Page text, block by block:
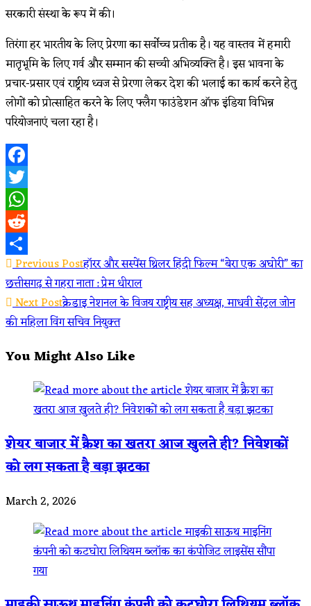
सरकारी संस्था के रूप में की।
तिरंगा हर भारतीय के लिए प्रेरणा का सर्वोच्च प्रतीक है। यह वास्तव में हमारी
मातृभूमि के लिए गर्व और सम्मान की सच्ची अभिव्यक्ति है। इस भावना के
प्रचार-प्रसार एवं राष्ट्रीय ध्वज से प्रेरणा लेकर देश की भलाई का कार्य करने हेतु
लोगों को प्रोत्साहित करने के लिए फ्लैग फाउंडेशन ऑफ इंडिया विभिन्न
परियोजनाएं चला रहा है।
Facebook
Twitter
WhatsApp
Reddit
Share
Read
more
articles
Previous Postहॉरर और सस्पेंस थ्रिलर हिंदी फिल्म “बेरा एक अघोरी” का
छत्तीसगढ़ से गहरा नाता : प्रेम धीराल
Next Postक्रेडाइ नेशनल के विजय राष्ट्रीय सह अध्यक्ष, माधवी सेंट्रल जोन
की महिला विंग सचिव नियुक्त
You Might Also Like
शेयर बाजार में क्रैश का खतरा आज खुलते ही? निवेशकों
को लग सकता है बड़ा झटका
March 2, 2026